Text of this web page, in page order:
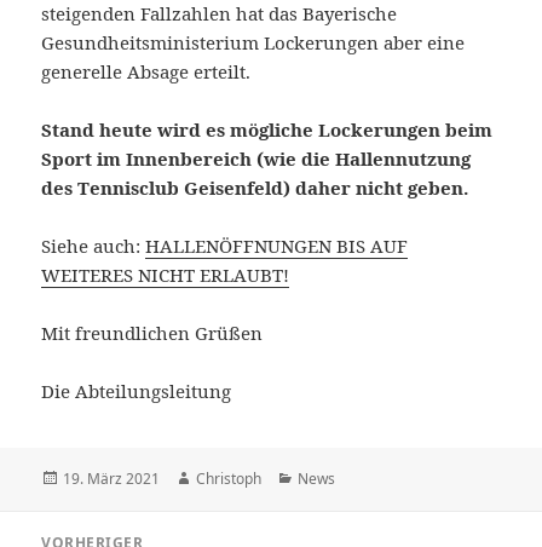
steigenden Fallzahlen hat das Bayerische
Gesundheitsministerium Lockerungen aber eine
generelle Absage erteilt.
Stand heute wird es mögliche Lockerungen beim
Sport im Innenbereich (wie die Hallennutzung
des Tennisclub Geisenfeld) daher nicht geben.
Siehe auch:HALLENÖFFNUNGEN BIS AUF
WEITERES NICHT ERLAUBT!
Mit freundlichen Grüßen
Die Abteilungsleitung
Veröffentlicht
19. März 2021 Autor
Christoph Kategorien
News